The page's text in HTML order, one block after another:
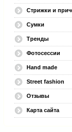
Стрижки и
Сумки
Тренды
Фотосессии
Hand made
Street fashion
Отзывы
Карта сайта